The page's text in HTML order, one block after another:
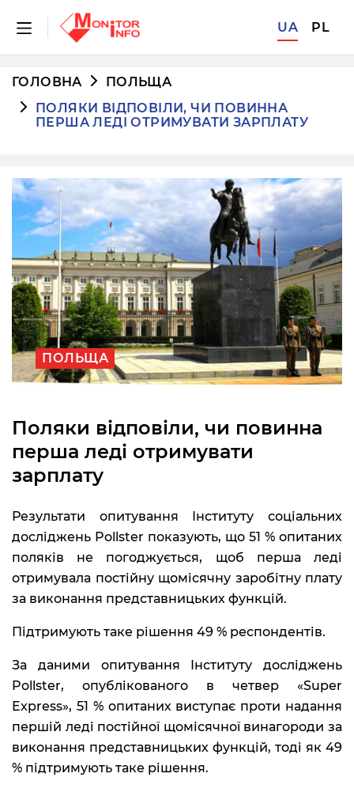
UA PL
ГОЛОВНА
ПОЛЬЩА
ПОЛЯКИ ВІДПОВІЛИ, ЧИ ПОВИННА
ПЕРША ЛЕДІ ОТРИМУВАТИ ЗАРПЛАТУ
ПОЛЬЩА
Поляки відповіли, чи повинна
перша леді отримувати
зарплату
Результати опитування Інституту соціальних
досліджень Pollster показують, що 51 % опитаних
поляків не погоджується, щоб перша леді
отримувала постійну щомісячну заробітну плату
за виконання представницьких функцій.
Підтримують таке рішення 49 % респондентів.
За даними опитування Інституту досліджень
Pollster, опублікованого в четвер «Super
Express», 51 % опитаних виступає проти надання
першій леді постійної щомісячної винагороди за
виконання представницьких функцій, тоді як 49
% підтримують таке рішення.